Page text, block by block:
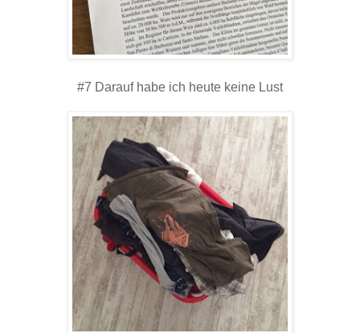
#7 Darauf habe ich heute keine Lust